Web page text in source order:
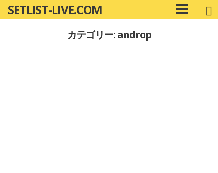
ン
SETLIST-LIVE.COM
メ
イ
カテゴリー: androp